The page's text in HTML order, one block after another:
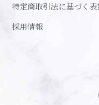
特定商取引法に基づく表
採用情報